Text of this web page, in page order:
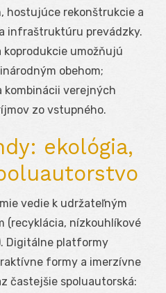
hostujúce rekonštrukcie a
infraštruktúru prevádzky.
umožňujú
obehom;
kombinácii verejných
zo vstupného.
ekológia,
vedie k udržateľným
(recyklácia, nízkouhlíkové
Digitálne platformy
formy a imerzívne
častejšie spoluautorská: